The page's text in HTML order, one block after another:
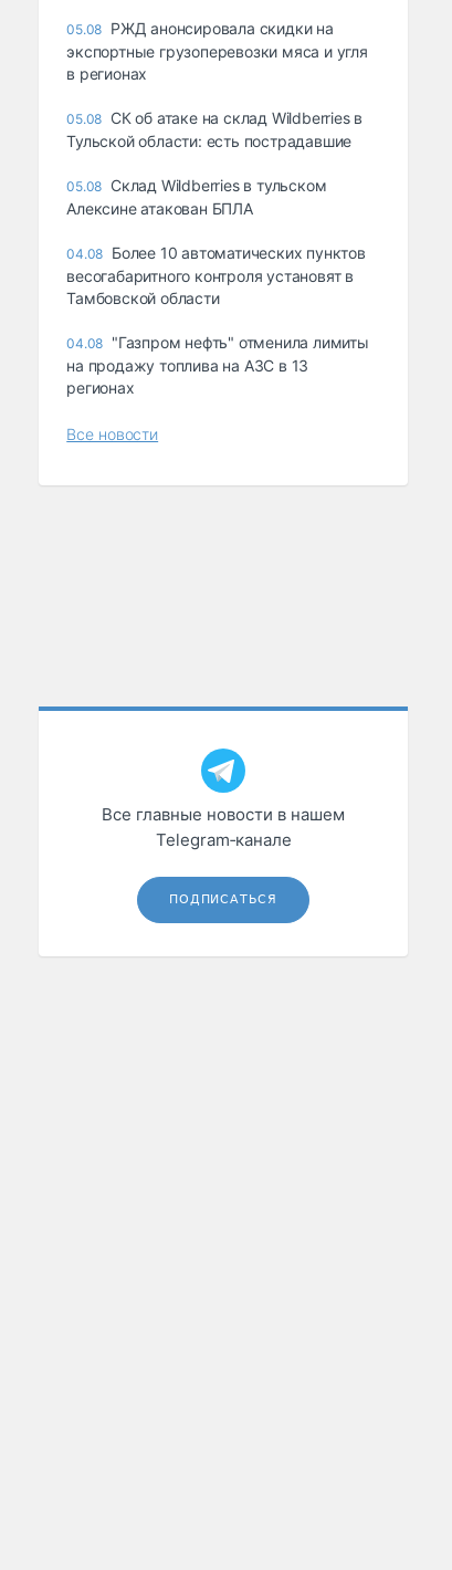
05.08 РЖД анонсировала скидки на
экспортные грузоперевозки мяса и угля
в регионах
05.08 СК об атаке на склад Wildberries в
Тульской области: есть пострадавшие
05.08 Склад Wildberries в тульском
Алексине атакован БПЛА
04.08 Более 10 автоматических пунктов
весогабаритного контроля установят в
Тамбовской области
04.08 "Газпром нефть" отменила лимиты
на продажу топлива на АЗС в 13
регионах
Все новости
Все главные новости в нашем
Telegram‑канале
ПОДПИСАТЬСЯ